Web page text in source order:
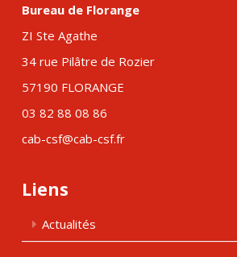
Bureau de Florange
ZI Ste Agathe
34 rue Pilâtre de Rozier
57190 FLORANGE
03 82 88 08 86
cab-csf@cab-csf.fr
Liens
Actualités